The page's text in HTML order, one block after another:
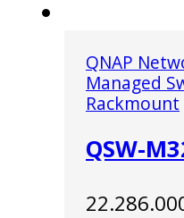
QNAP
Managed
Rackmount
QSW-